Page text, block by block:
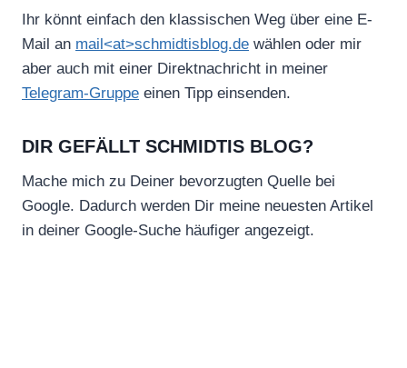
Ihr könnt einfach den klassischen Weg über eine E-
Mail an mail<at>schmidtisblog.de wählen oder mir
aber auch mit einer Direktnachricht in meiner
Telegram-Gruppe einen Tipp einsenden.
DIR GEFÄLLT SCHMIDTIS BLOG?
Mache mich zu Deiner bevorzugten Quelle bei
Google. Dadurch werden Dir meine neuesten Artikel
in deiner Google-Suche häufiger angezeigt.